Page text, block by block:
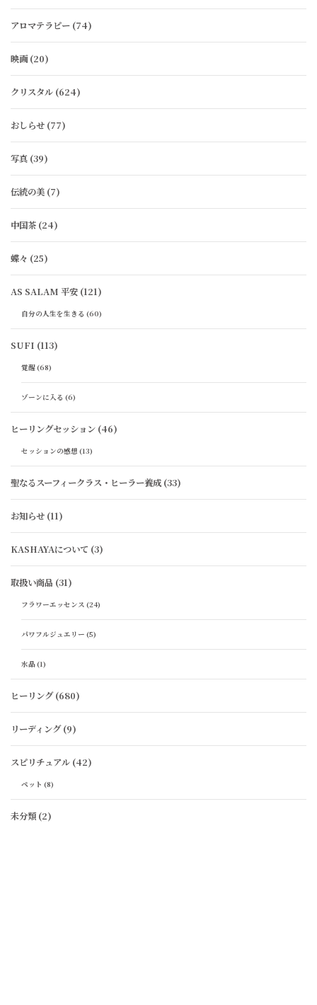
アロマテラピー (74)
映画(20)
クリスタル (624)
おしらせ (77)
写真 (39)
伝統の美 (7)
中国茶 (24)
蝶々 (25)
AS SALAM 平安 (121)
自分の人生を生きる (60)
SUFI (113)
覚醒(68)
ゾーンに入る (6)
ヒーリングセッション (46)
セッションの感想 (13)
聖なるスーフィークラス・ヒーラー養成 (33)
お知らせ (11)
KASHAYAについて (3)
取扱い商品 (31)
フラワーエッセンス (24)
パワフルジュエリー (5)
水晶(1)
ヒーリング(680)
リーディング(9)
スピリチュアル (42)
ペット (8)
未分類 (2)